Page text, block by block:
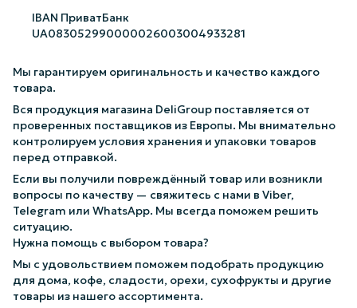
IBAN ПриватБанк
UA083052990000026003004933281
Мы гарантируем оригинальность и качество каждого
товара.
Вся продукция магазина DeliGroup поставляется от
проверенных поставщиков из Европы. Мы внимательно
контролируем условия хранения и упаковки товаров
перед отправкой.
Если вы получили повреждённый товар или возникли
вопросы по качеству — свяжитесь с нами в Viber,
Telegram или WhatsApp. Мы всегда поможем решить
ситуацию.
Нужна помощь с выбором товара?
Мы с удовольствием поможем подобрать продукцию
для дома, кофе, сладости, орехи, сухофрукты и другие
товары из нашего ассортимента.